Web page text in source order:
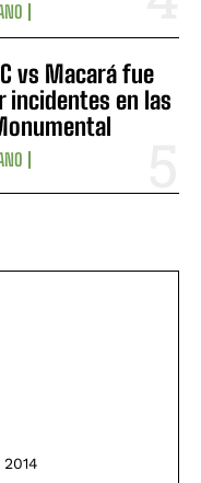
vs Macará fue
incidentes en las